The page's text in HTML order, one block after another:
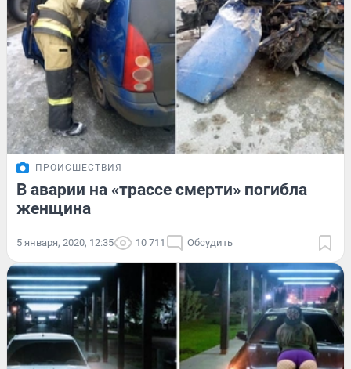
ПРОИСШЕСТВИЯ
В аварии на «трассе смерти» погибла
женщина
5 января, 2020, 12:35 10 711 Обсудить